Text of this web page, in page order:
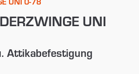
UNI
Attikabefestigung